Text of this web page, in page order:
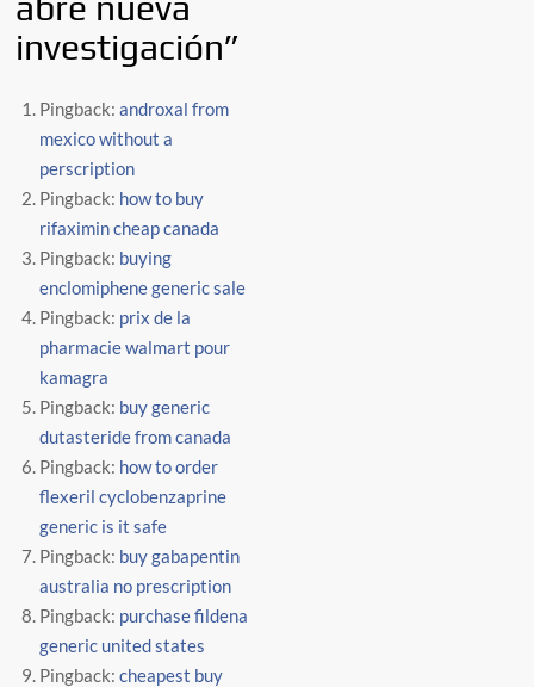
investigación”
Pingback:androxal from
mexico without a
perscription
Pingback: how to buy
rifaximin cheap canada
Pingback: buying
enclomiphene generic sale
Pingback: prix de la
pharmacie walmart pour
kamagra
Pingback: buy generic
dutasteride from canada
Pingback: how to order
flexeril cyclobenzaprine
generic is it safe
Pingback: buy gabapentin
australia no prescription
Pingback: purchase fildena
generic united states
Pingback:cheapest buy